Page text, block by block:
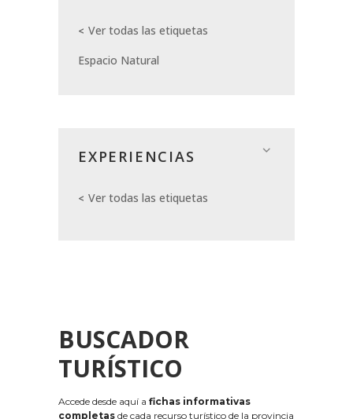
Ver todas las etiquetas
Espacio Natural
EXPERIENCIAS
Ver todas las etiquetas
BUSCADOR
TURÍSTICO
Accede desde aquí a fichas informativas
completas de cada recurso turístico de la provincia